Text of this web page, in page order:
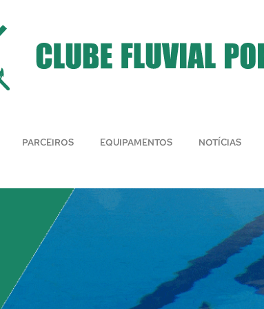
PARCEIROS EQUIPAMENTOS NOTÍCIAS